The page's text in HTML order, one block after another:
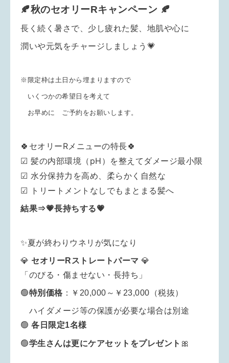
🍂秋のセオリーRキャンペーン 🍂
長く続く暑さで、少し疲れた髪、地肌や心に
潤いや元気をチャージしましょう💗
※限定枠は土日から埋まりますので
いくつかの希望日を考えて
お早めに ご予約をお願いします。
🍀セオリーRメニューの特長🍀
☑ 髪の内部環境（pH）を整えてダメージ最小限
☑ 水分保持力を高め、柔らかく自然な
☑ トリートメントなしでもまとまる髪へ
結果⇒💗長持ちする💗
✨夏が終わりウネリが気になり
💎 セオリーRストレートパーマ 💎
「のびる・傷ませない・長持ち」
🟢特別 価格 ：￥20,000～￥23,000（税抜）
ハイダメージ等の保護が必要な場合は別途
🟢 各日限定1名様
🟢学生さんは更にケアセットをプレゼント 🎀